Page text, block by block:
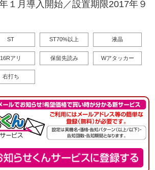
１月導入開始／設置期限2017年９
ST ST70%以上 液晶
16Rアリ 保留先読み Wアタッカー
右打ち